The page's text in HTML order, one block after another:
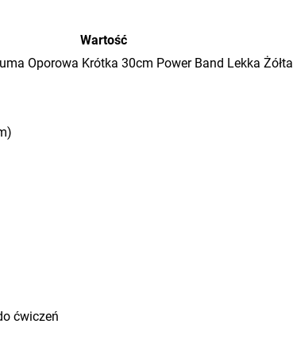
Wartość
Oporowa Krótka 30cm Power Band Lekka Żółta
ćwiczeń